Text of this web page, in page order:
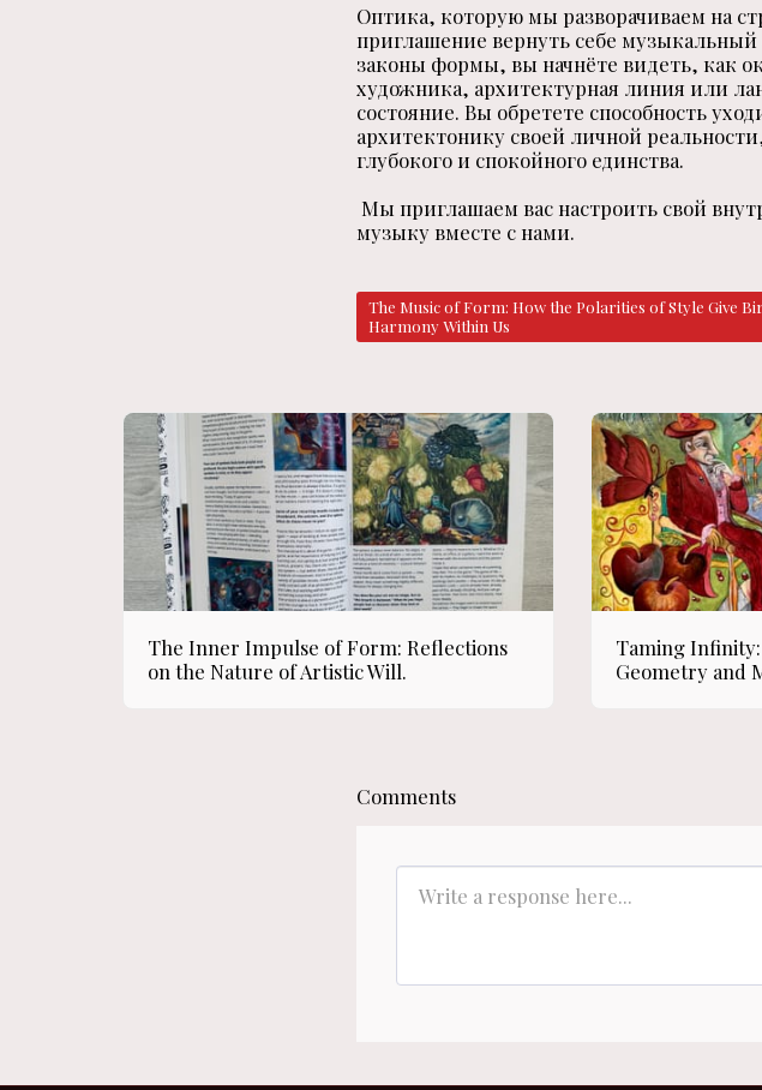
Оптика, которую мы разворачиваем на
приглашение вернуть себе
законы формы, вы начнёте видеть, как
художника, архитектурная линия или
состояние. Вы обретете способность
архитектонику своей личной
глубокого и спокойного единства.
Мы приглашаем вас настроить свой
музыку вместе с нами.
The Music of Form: How the Polarities of Style Give
Harmony Within Us
The Inner Impulse of Form: Reflections
on the Nature of Artistic Will.
Taming
Geometry and
Comments